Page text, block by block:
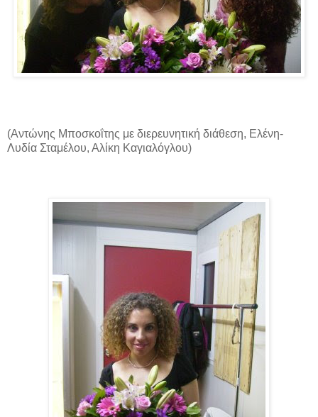
(Αντώνης Μποσκοΐτης με διερευνητική διάθεση, Ελένη-
Λυδία Σταμέλου, Αλίκη Καγιαλόγλου)